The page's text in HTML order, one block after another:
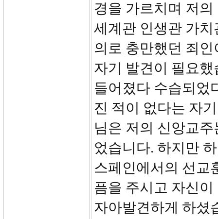
경을 가르치며 저
세계관 인생관 가
의로 충만했던 죄
자기 발견이 필요
들어졌다 수습되었
진 적이 없다는 자
님은 저의 신앙교
었습니다. 하지만
스페인에서의 선교
픔을 주시고 자신
자아발견하게 하셨